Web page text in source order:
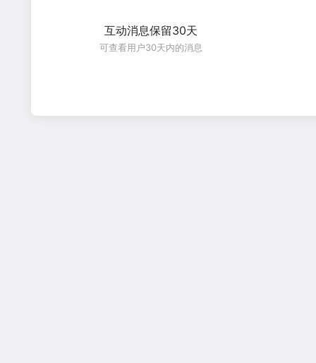
互动消息保留30天
可查看用户30天内的消息